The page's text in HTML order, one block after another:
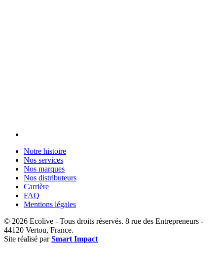
Notre histoire
Nos services
Nos marques
Nos distributeurs
Carrière
FAQ
Mentions légales
© 2026 Ecolive - Tous droits réservés. 8 rue des Entrepreneurs -
44120 Vertou, France.
Site réalisé parSmart Impact